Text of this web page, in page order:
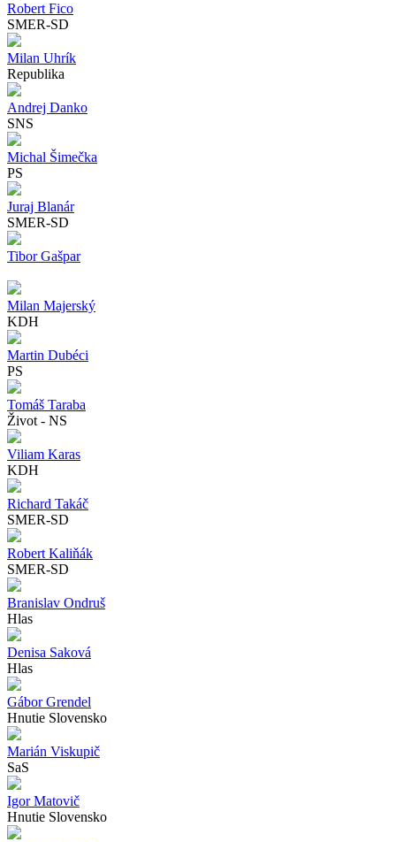
Robert Fico
SMER-SD
Milan Uhrík
Republika
Andrej Danko
SNS
Michal Šimečka
PS
Juraj Blanár
SMER-SD
Tibor Gašpar
Milan Majerský
KDH
Martin Dubéci
PS
Tomáš Taraba
Život - NS
Viliam Karas
KDH
Richard Takáč
SMER-SD
Robert Kaliňák
SMER-SD
Branislav Ondruš
Hlas
Denisa Saková
Hlas
Gábor Grendel
Hnutie Slovensko
Marián Viskupič
SaS
Igor Matovič
Hnutie Slovensko